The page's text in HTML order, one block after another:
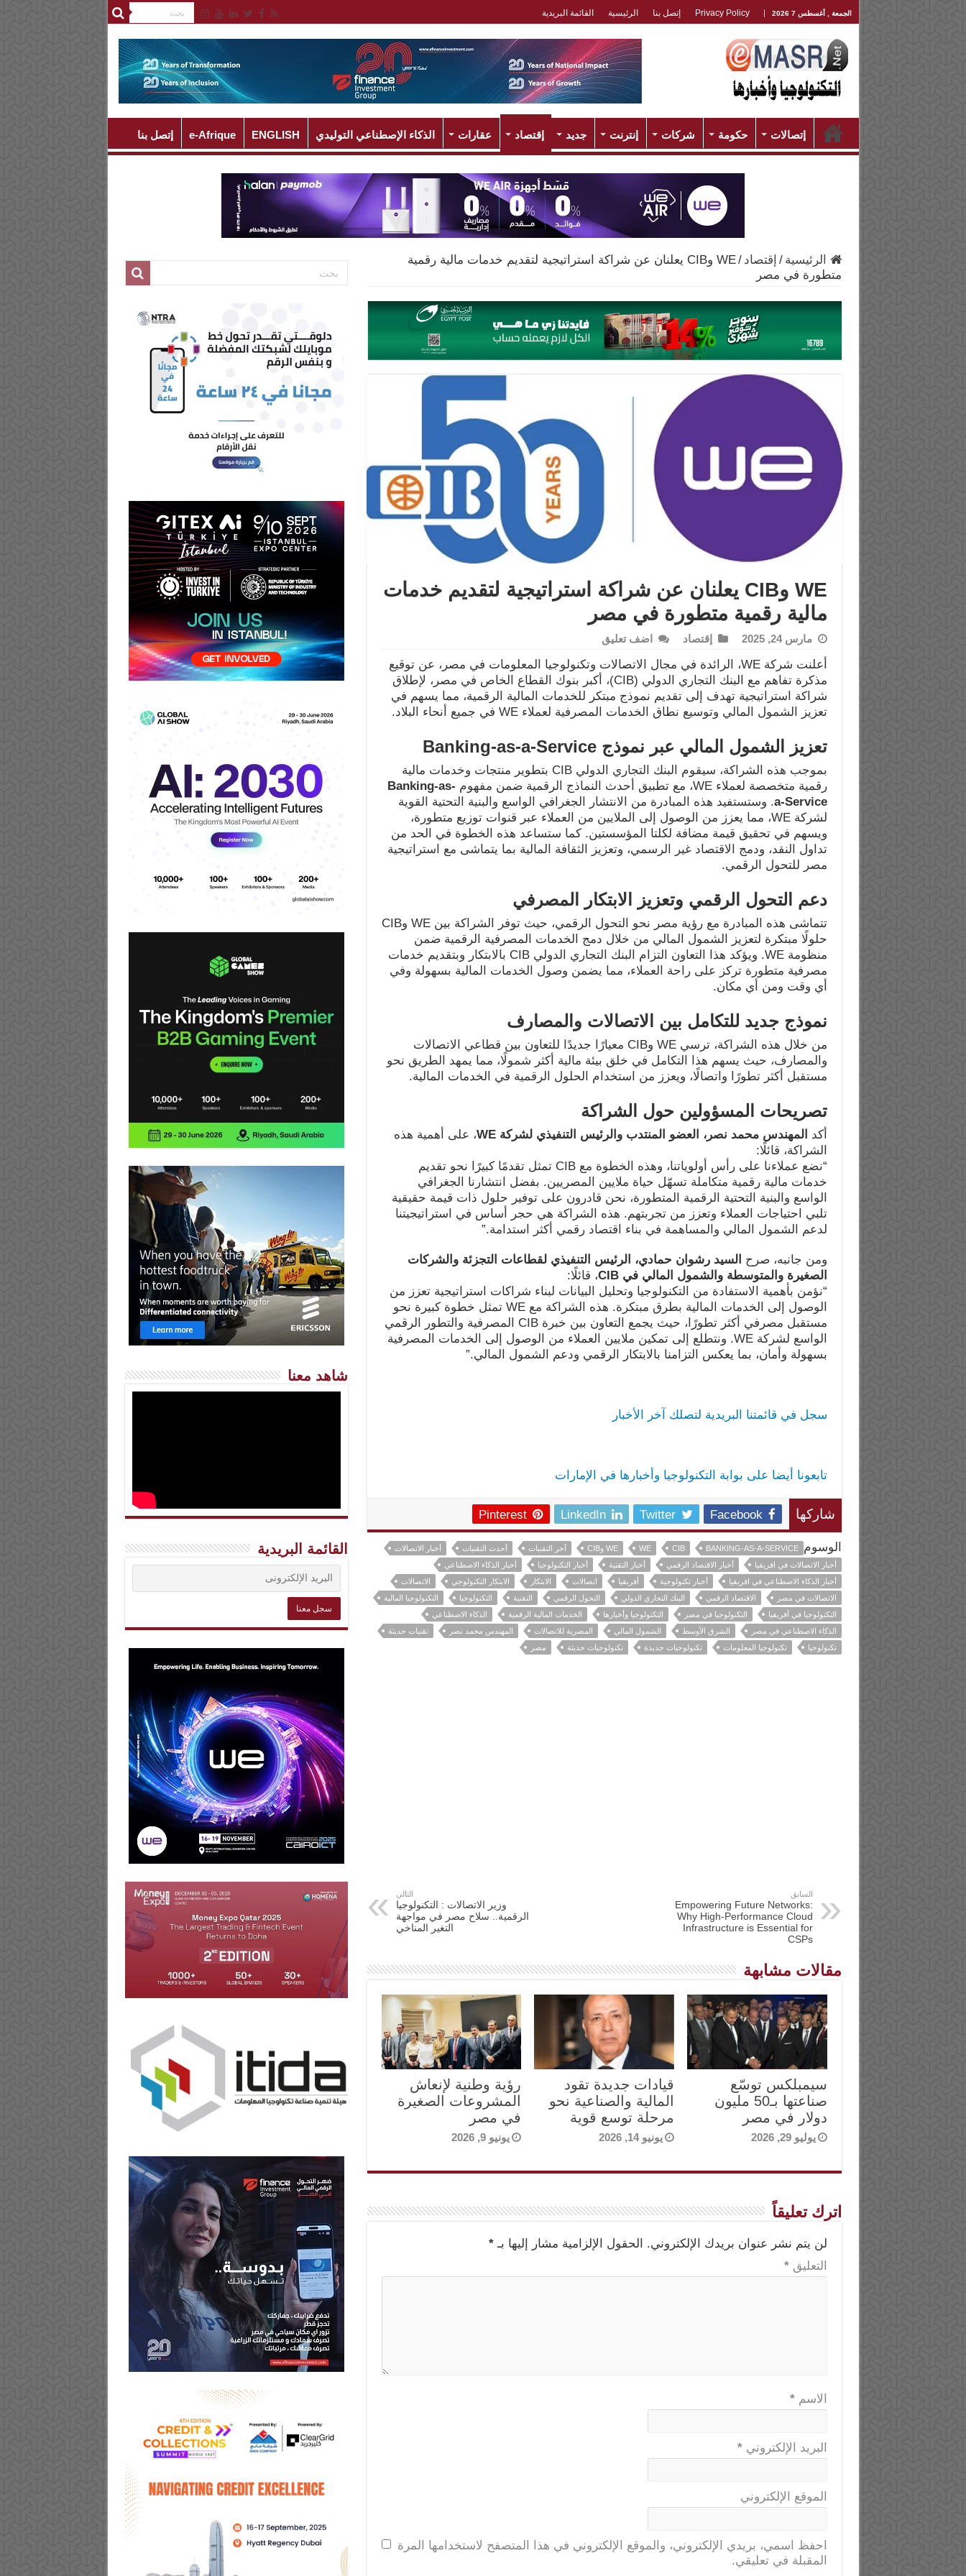
الجمعة , أغسطس 7 2026 Privacy Policy إتصل بنا الرئيسية القائمة البريدية
إتصالات حكومة شركات إنترنت جديد إقتصاد عقارات الذكاء الإصطناعي التوليدي ENGLISH
e-Afrique إتصل بنا
الرئيسية / إقتصاد /
WE وCIB يعلنان عن شراكة استراتيجية لتقديم خدمات مالية رقمية
متطورة في مصر
WE وCIB يعلنان عن شراكة استراتيجية لتقديم خدمات
مالية رقمية متطورة في مصر
مارس 24, 2025 إقتصاد اضف تعليق
أعلنت شركة WE، الرائدة في مجال الاتصالات وتكنولوجيا المعلومات في مصر، عن توقيع
مذكرة تفاهم مع البنك التجاري الدولي (CIB)، أكبر بنوك القطاع الخاص في مصر، لإطلاق
شراكة استراتيجية تهدف إلى تقديم نموذج مبتكر للخدمات المالية الرقمية، مما يسهم في
تعزيز الشمول المالي وتوسيع نطاق الخدمات المصرفية لعملاء WE في جميع أنحاء البلاد.
تعزيز الشمول المالي عبر نموذج Banking-as-a-Service
بموجب هذه الشراكة، سيقوم البنك التجاري الدولي CIB بتطوير منتجات وخدمات مالية
رقمية متخصصة لعملاء WE، مع تطبيق أحدث النماذج الرقمية ضمن مفهوم
Banking-as-
a-Service. وستستفيد هذه المبادرة من الانتشار الجغرافي الواسع والبنية التحتية القوية
لشركة WE، مما يعزز من الوصول إلى الملايين من العملاء عبر قنوات توزيع متطورة،
ويسهم في تحقيق قيمة مضافة لكلتا المؤسستين. كما ستساعد هذه الخطوة في الحد من
تداول النقد، ودمج الاقتصاد غير الرسمي، وتعزيز الثقافة المالية بما يتماشى مع استراتيجية
مصر للتحول الرقمي.
دعم التحول الرقمي وتعزيز الابتكار المصرفي
تتماشى هذه المبادرة مع رؤية مصر نحو التحول الرقمي، حيث توفر الشراكة بين WE وCIB
حلولًا مبتكرة لتعزيز الشمول المالي من خلال دمج الخدمات المصرفية الرقمية ضمن
منظومة WE. ويؤكد هذا التعاون التزام البنك التجاري الدولي CIB بالابتكار وبتقديم خدمات
مصرفية متطورة تركز على راحة العملاء، مما يضمن وصول الخدمات المالية بسهولة وفي
أي وقت ومن أي مكان.
نموذج جديد للتكامل بين الاتصالات والمصارف
من خلال هذه الشراكة، ترسي WE وCIB معيارًا جديدًا للتعاون بين قطاعي الاتصالات
والمصارف، حيث يسهم هذا التكامل في خلق بيئة مالية أكثر شمولًا، مما يمهد الطريق نحو
مستقبل أكثر تطورًا واتصالًا، ويعزز من استخدام الحلول الرقمية في الخدمات المالية.
تصريحات المسؤولين حول الشراكة
أكد المهندس محمد نصر، العضو المنتدب والرئيس التنفيذي لشركة WE
، على أهمية هذه
الشراكة، قائلًا:
“نضع عملاءنا على رأس أولوياتنا، وهذه الخطوة مع CIB تمثل تقدمًا كبيرًا نحو تقديم
خدمات مالية رقمية متكاملة تسهّل حياة ملايين المصريين. بفضل انتشارنا الجغرافي
الواسع والبنية التحتية الرقمية المتطورة، نحن قادرون على توفير حلول ذات قيمة حقيقية
تلبي احتياجات العملاء وتعزز من تجربتهم. هذه الشراكة هي حجر أساس في استراتيجيتنا
لدعم الشمول المالي والمساهمة في بناء اقتصاد رقمي أكثر استدامة.”
ومن جانبه، صرح السيد رشوان حمادي، الرئيس التنفيذي لقطاعات التجزئة والشركات
الصغيرة والمتوسطة والشمول المالي في CIB
، قائلًا:
“نؤمن بأهمية الاستفادة من التكنولوجيا وتحليل البيانات لبناء شراكات استراتيجية تعزز من
الوصول إلى الخدمات المالية بطرق مبتكرة. هذه الشراكة مع WE تمثل خطوة كبيرة نحو
مستقبل مصرفي أكثر تطورًا، حيث يجمع التعاون بين خبرة CIB المصرفية والتطور الرقمي
الواسع لشركة WE. ونتطلع إلى تمكين ملايين العملاء من الوصول إلى الخدمات المصرفية
بسهولة وأمان، بما يعكس التزامنا بالابتكار الرقمي ودعم الشمول المالي.”
سجل في قائمتنا البريدية لتصلك آخر الأخبار
تابعونا أيضا على بوابة التكنولوجيا وأخبارها في الإمارات
شاركها Facebook
Twitter
LinkedIn
Pinterest
الوسوم BANKING-AS-A-SERVICE
CIB
WE WE وCIB آخر التقنيات أحدث التقنيات
أخبار الاتصالات
أخبار الاتصالات في افريقيا
أخبار الاقتصاد الرقمي أخبار التقنية أخبار التكنولوجيا
أخبار الذكاء الاصطناعي
أخبار الذكاء الاصطناعي في افريقيا
أخبار تكنولوجية أفريقيا اتصالات الابتكار الابتكار التكنولوجي
الاتصالات
الاتصالات في مصر
الاقتصاد الرقمي البنك التجاري الدولي التحول الرقمي التقنية التكنولوجيا
التكنولوجيا المالية
التكنولوجيا في أفريقيا
التكنولوجيا في مصر التكنولوجيا وأخبارها الخدمات المالية الرقمية
الذكاء الاصطناعي
الذكاء الاصطناعي في مصر
الشرق الأوسط الشمول المالي المصرية للاتصالات المهندس محمد نصر
تقنيات حديثة
تكنولوجيا
تكنولوجيا المعلومات تكنولوجيات جديدة تكنولوجيات حديثة مصر
السابق
Empowering Future Networks:
Why High-Performance Cloud
Infrastructure is Essential for
CSPs
التالي
وزير الاتصالات : التكنولوجيا
الرقمية.. سلاح مصر في مواجهة
التغير المناخي
مقالات مشابهة
سيمبلكس توسّع
صناعتها بـ50 مليون
دولار في مصر
يوليو 29, 2026
قيادات جديدة تقود
المالية والصناعية نحو
مرحلة توسع قوية
يونيو 14, 2026
رؤية وطنية لإنعاش
المشروعات الصغيرة
في مصر
يونيو 9, 2026
اترك تعليقاً
لن يتم نشر عنوان بريدك الإلكتروني. الحقول الإلزامية مشار إليها بـ*
التعليق*
الاسم*
البريد الإلكتروني*
الموقع الإلكتروني
احفظ اسمي، بريدي الإلكتروني، والموقع الإلكتروني في هذا المتصفح لاستخدامها المرة
المقبلة في تعليقي.
شاهد معنا
القائمة البريدية